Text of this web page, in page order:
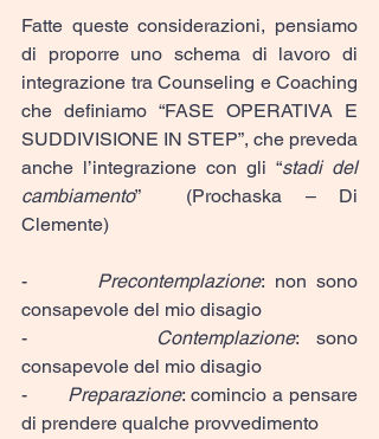
Fatte queste considerazioni, pensiamo
di proporre uno schema di lavoro di
integrazione tra Counseling e Coaching
che definiamo “FASE OPERATIVA E
SUDDIVISIONE IN STEP”, che preveda
anche l’integrazione con gli “stadi del
cambiamento”  (Prochaska – Di
Clemente)
- Precontemplazione: non sono
consapevole del mio disagio
-
Contemplazione: sono
consapevole del mio disagio
- Preparazione: comincio a pensare
di prendere qualche provvedimento